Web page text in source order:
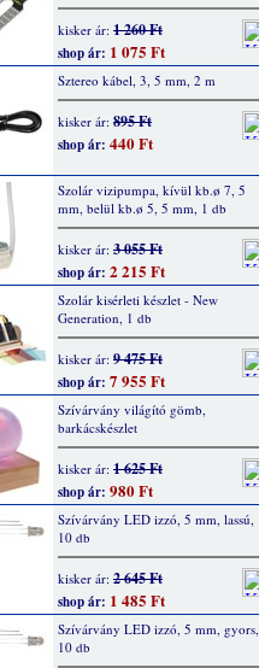
kisker ár: 1 260 Ft
shop ár: 1 075 Ft
Sztereo kábel, 3, 5 mm, 2 m
kisker ár: 895 Ft
shop ár: 440 Ft
Szolár vizipumpa, kívül kb.ø 7, 5
mm, belül kb.ø 5, 5 mm, 1 db
kisker ár: 3 055 Ft
shop ár: 2 215 Ft
Szolár kisérleti készlet - New
Generation, 1 db
kisker ár: 9 475 Ft
shop ár: 7 955 Ft
Szívárvány világító gömb,
barkácskészlet
kisker ár: 1 625 Ft
shop ár: 980 Ft
Szívárvány LED izzó, 5 mm, lassú,
10 db
kisker ár: 2 645 Ft
shop ár: 1 485 Ft
Szívárvány LED izzó, 5 mm, gyors,
10 db